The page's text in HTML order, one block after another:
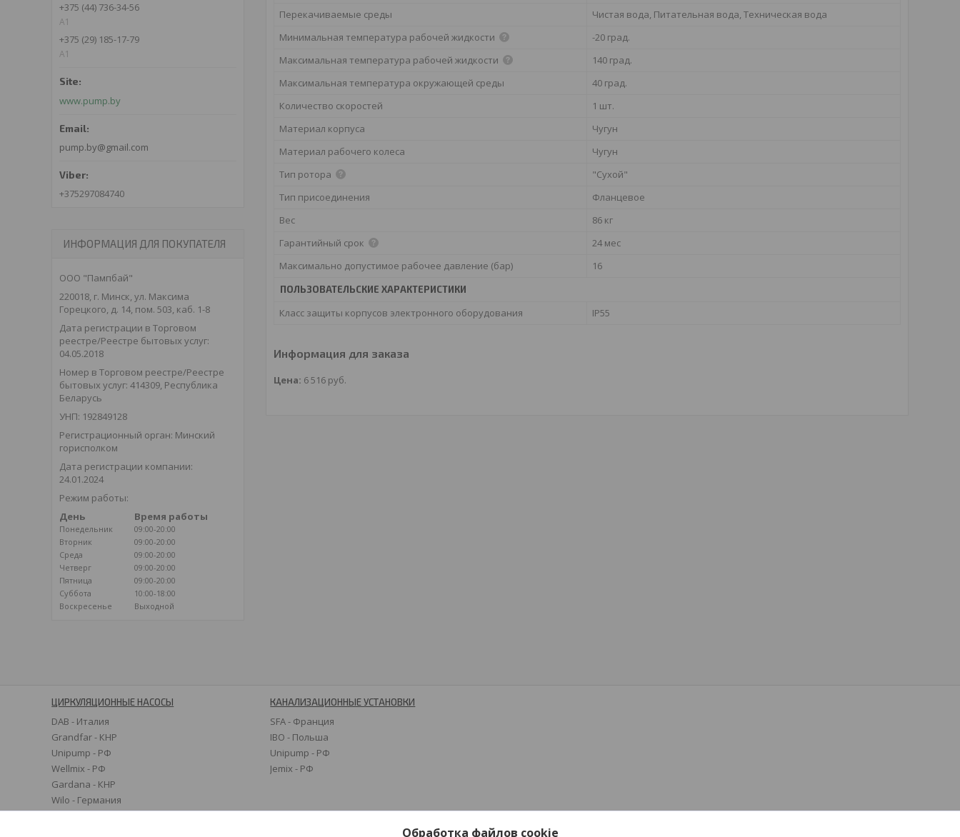
Перекачиваемые среды
Чистая вода, Питательная вода, Техническая вода
Минимальная температура рабочей жидкости
-20 град.
Максимальная температура рабочей жидкости
140 град.
Максимальная температура окружающей среды
40 град.
Количество скоростей
1 шт.
Материал корпуса
Чугун
Материал рабочего колеса
Чугун
Тип ротора
"Сухой"
Тип присоединения
Фланцевое
Вес
86 кг
Гарантийный срок
24 мес
Максимально допустимое рабочее давление (бар)
16
ПОЛЬЗОВАТЕЛЬСКИЕ ХАРАКТЕРИСТИКИ
Класс защиты корпусов электронного оборудования IP55
Информация для заказа
Цена: 6 516 руб.
+375 (44) 736-34-56
A1
+375 (29) 185-17-79
A1
www.pump.by
pump.by@gmail.com
+375297084740
ИНФОРМАЦИЯ ДЛЯ ПОКУПАТЕЛЯ
ООО "Пампбай"
220018, г. Минск, ул. Максима
Горецкого, д. 14, пом. 503, каб. 1-8
Дата регистрации в Торговом
реестре/Реестре бытовых услуг:
04.05.2018
Номер в Торговом реестре/Реестре
бытовых услуг: 414309, Республика
Беларусь
УНП: 192849128
Регистрационный орган: Минский
горисполком
Дата регистрации компании:
24.01.2024
Режим работы:
День
Время работы
Понедельник
09:00-20:00
Вторник
09:00-20:00
Среда
09:00-20:00
Четверг
09:00-20:00
Пятница
09:00-20:00
Суббота
10:00-18:00
Воскресенье
Выходной
ЦИРКУЛЯЦИОННЫЕ НАСОСЫ
DAB - Италия
Grandfar - КНР
Unipump - РФ
Wellmix - РФ
Gardana - КНР
Wilo - Германия
Grundfos - Дания
КАНАЛИЗАЦИОННЫЕ УСТАНОВКИ
SFA - Франция
IBO - Польша
Unipump - РФ
Jemix - РФ
Обработка файлов cookie